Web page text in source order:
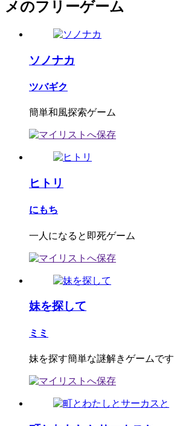
メのフリーゲーム
ソノナカ
ツバギク
簡単和風探索ゲーム
ヒトリ
にもち
一人になると即死ゲーム
妹を探して
ミミ
妹を探す簡単な謎解きゲームです